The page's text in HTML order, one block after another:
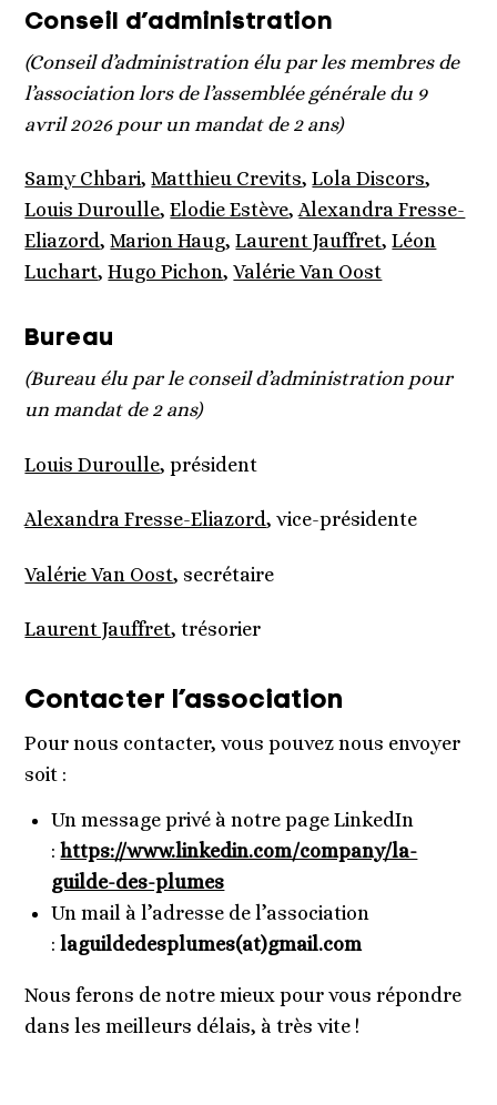
Conseil d’administration
(Conseil d’administration élu par les membres de
l’association lors de l’assemblée générale du 9
avril 2026 pour un mandat de 2 ans)
Samy Chbari,Matthieu Crevits,Lola Discors,
Louis Duroulle,Elodie Estève,Alexandra Fresse-
Eliazord,Marion Haug,Laurent Jauffret,Léon
Luchart,Hugo Pichon,Valérie Van Oost
Bureau
(Bureau élu par le conseil d’administration pour
un mandat de 2 ans)
Louis Duroulle, président
Alexandra Fresse-Eliazord, vice-présidente
Valérie Van Oost, secrétaire
Laurent Jauffret, trésorier
Contacter l’association
Pour nous contacter, vous pouvez nous envoyer
soit :
Un message privé à notre page LinkedIn
:https://www.linkedin.com/company/la-
guilde-des-plumes
Un mail à l’adresse de l’association
:laguildedesplumes(at)gmail.com
Nous ferons de notre mieux pour vous répondre
dans les meilleurs délais, à très vite !